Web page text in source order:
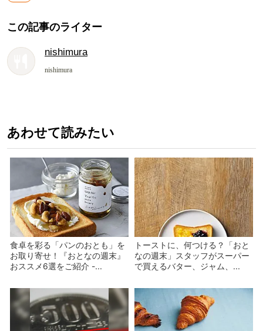
この記事のライター
nishimura
nishimura
あわせて読みたい
食卓を彩る「パンのおとも」を
お取り寄せ！『おとなの週末』
おススメ6選をご紹介 -...
トーストに、何つける？「おと
なの週末」スタッフがスーパー
で買えるバター、ジャム、...